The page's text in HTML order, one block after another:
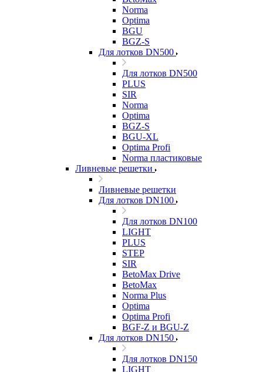
Norma
Optima
BGU
BGZ-S
Для лотков DN500
Для лотков DN500
PLUS
SIR
Norma
Optima
BGZ-S
BGU-XL
Optima Profi
Norma пластиковые
Ливневые решетки
Ливневые решетки
Для лотков DN100
Для лотков DN100
LIGHT
PLUS
STEP
SIR
BetoMax Drive
BetoMax
Norma Plus
Optima
Optima Profi
BGF-Z и BGU-Z
Для лотков DN150
Для лотков DN150
LIGHT